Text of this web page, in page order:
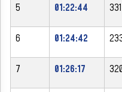
5 01:22:44 331
6 01:24:42
7 01:26:17